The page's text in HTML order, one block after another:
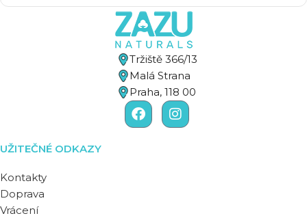
Tržiště 366/13
Malá Strana
Praha, 118 00
UŽITEČNÉ ODKAZY
Kontakty
Doprava
Vrácení